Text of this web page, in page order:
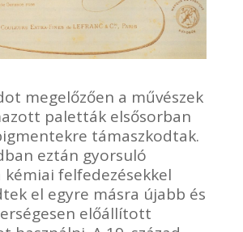
megelőzően a művészek
paletták elsősorban
támaszkodtak.
eztán gyorsuló
felfedezésekkel
el egyre másra újabb és
előállított